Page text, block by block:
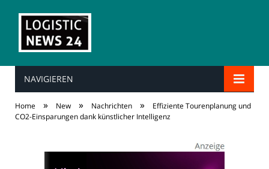
NAVIGIEREN
Home » New » Nachrichten »
Effiziente Tourenplanung und
CO2-Einsparungen dank künstlicher Intelligenz